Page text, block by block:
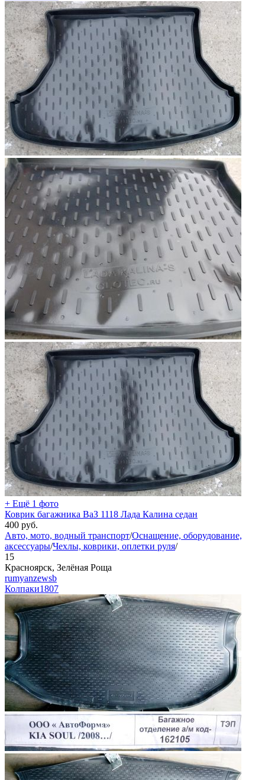
+ Ещё 1 фото
Коврик багажника ВаЗ 1118 Лада Калина седан
400 руб.
Авто, мото, водный транспорт/Оснащение, оборудование,
аксессуары/Чехлы, коврики, оплетки руля/
15
Красноярск, Зелёная Роща
rumyanzewsb
Колпаки1807